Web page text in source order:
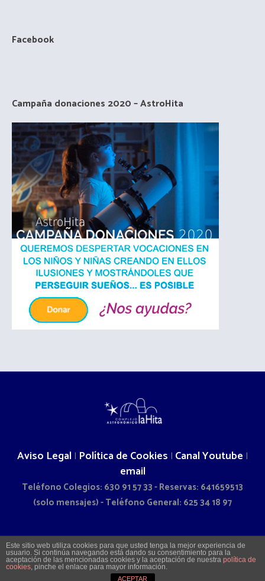
Facebook
Campaña donaciones 2020 – AstroHita
Aviso Legal | Política de Cookies | Canal Youtube |
email
Teléfono Colegios: 630 91 57 33 - Reservas: 641659513
(solo mensajes) - Teléfono General: 625 34 18 97
2026 © COMPLEJO ASTRONÓMICO LA HITA - CAMINO DOÑA
SOL S/N - LA VILLA DE DON FADRIQUE (TOLEDO)
Este sitio web utiliza cookies para que usted tenga la mejor experiencia de
usuario. Si continúa navegando está dando su consentimiento para la
aceptación de las mencionadas cookies y la aceptación de nuestra política de
cookies, pinche el enlace para mayor información.
ACEPTAR